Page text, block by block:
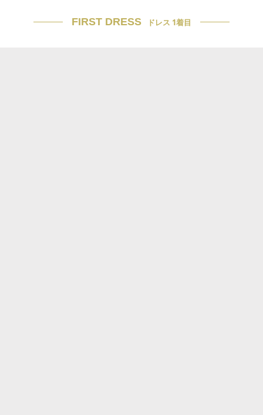
FIRST DRESS ドレス 1着目